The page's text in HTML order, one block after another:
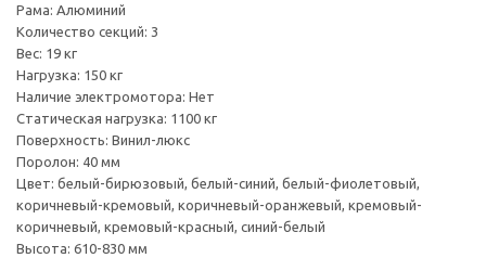
Рама: Алюминий
Количество секций: 3
Вес: 19 кг
Нагрузка: 150 кг
Наличие электромотора: Нет
Статическая нагрузка: 1100 кг
Поверхность: Винил-люкс
Поролон: 40 мм
Цвет: белый-бирюзовый, белый-синий, белый-фиолетовый,
коричневый-кремовый, коричневый-оранжевый, кремовый-
коричневый, кремовый-красный, синий-белый
Высота: 610-830 мм